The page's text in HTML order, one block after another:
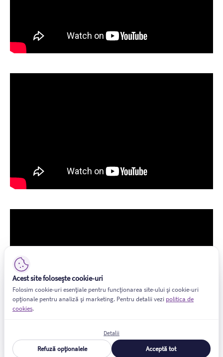
Acest site folosește cookie-uri
Folosim cookie-uri esențiale pentru funcționarea site-ului și cookie-uri
opționale pentru analiză și marketing. Pentru detalii vezi politica de
cookies.
Detalii
Refuză opționalele Acceptă tot